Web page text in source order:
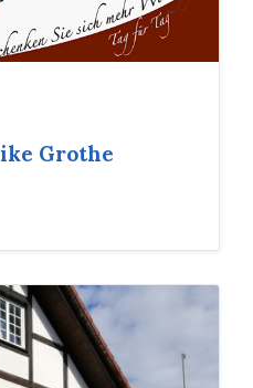
Grothe